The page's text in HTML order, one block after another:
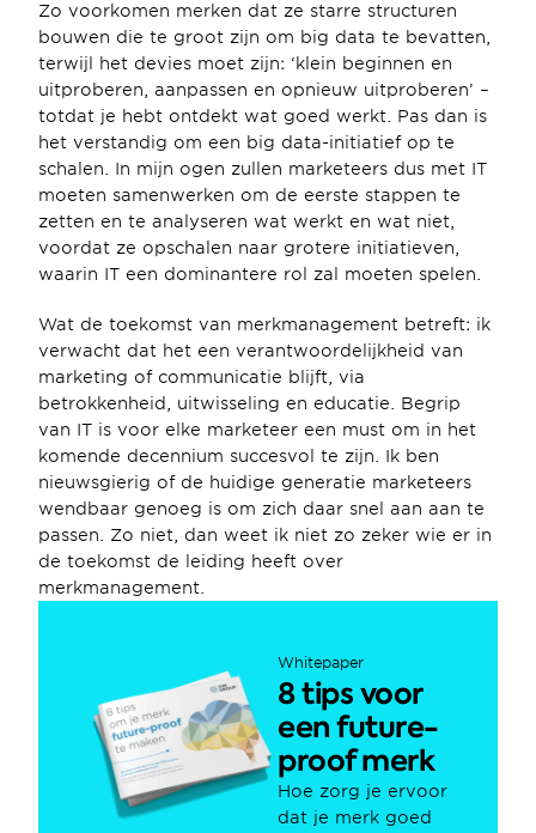
Zo voorkomen merken dat ze starre structuren
bouwen die te groot zijn om big data te bevatten,
terwijl het devies moet zijn: ‘klein beginnen en
uitproberen, aanpassen en opnieuw uitproberen’ –
totdat je hebt ontdekt wat goed werkt. Pas dan is
het verstandig om een big data-initiatief op te
schalen. In mijn ogen zullen marketeers dus met IT
moeten samenwerken om de eerste stappen te
zetten en te analyseren wat werkt en wat niet,
voordat ze opschalen naar grotere initiatieven,
waarin IT een dominantere rol zal moeten spelen.
Wat de toekomst van merkmanagement betreft: ik
verwacht dat het een verantwoordelijkheid van
marketing of communicatie blijft, via
betrokkenheid, uitwisseling en educatie. Begrip
van IT is voor elke marketeer een must om in het
komende decennium succesvol te zijn. Ik ben
nieuwsgierig of de huidige generatie marketeers
wendbaar genoeg is om zich daar snel aan aan te
passen. Zo niet, dan weet ik niet zo zeker wie er in
de toekomst de leiding heeft over
merkmanagement.
Whitepaper
8 tips voor
een future-
proof merk
Hoe zorg je ervoor
dat je merk goed